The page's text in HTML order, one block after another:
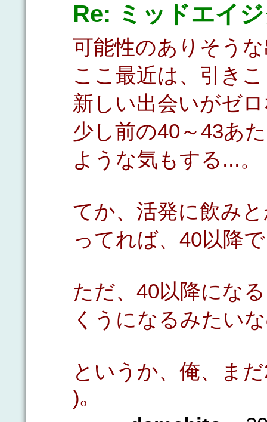
Re: ミッドエイ
可能性のありそう
ここ最近は、引き
新しい出会いがゼ
少し前の40～43あ
ような気もする...。
てか、活発に飲み
ってれば、40以降
ただ、40以降にな
くうになるみたい
というか、俺、ま
)。